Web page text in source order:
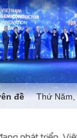
đề Thứ Năm,